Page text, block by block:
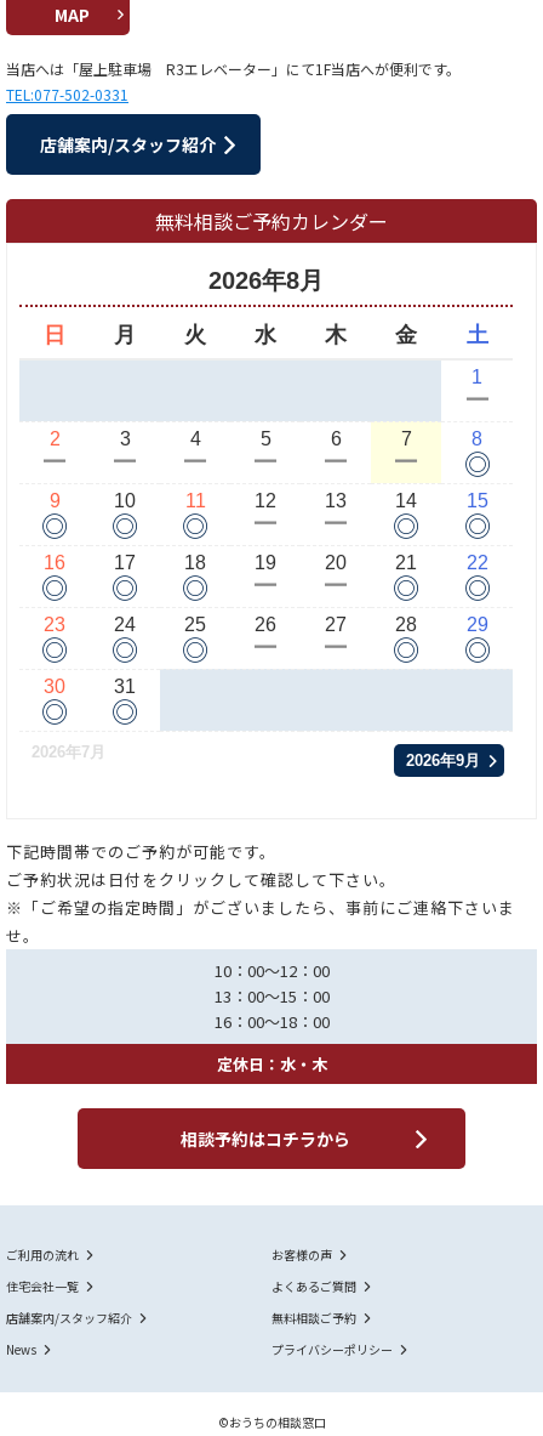
MAP
当店へは「屋上駐車場 R3エレベーター」にて1F当店へが便利です。
TEL:077-502-0331
店舗案内/スタッフ紹介
無料相談ご予約カレンダー
2026年8月
日 月 火 水 木 金 土
1
ー
2
ー
3
ー
4
ー
5
ー
6
ー
7
ー
8
◎
9
◎
10
◎
11
◎
12
ー
13
ー
14
◎
15
◎
16
◎
17
◎
18
◎
19
ー
20
ー
21
◎
22
◎
23
◎
24
◎
25
◎
26
ー
27
ー
28
◎
29
◎
30
◎
31
◎
2026年7月 2026年9月
下記時間帯でのご予約が可能です。
ご予約状況は日付をクリックして確認して下さい。
※「ご希望の指定時間」がございましたら、事前にご連絡下さいま
せ。
10：00～12：00
13：00～15：00
16：00～18：00
定休日：水・木
相談予約はコチラから
ご利用の流れ
お客様の声
住宅会社一覧
よくあるご質問
店舗案内/スタッフ紹介
無料相談ご予約
News
プライバシーポリシー
©おうちの相談窓口